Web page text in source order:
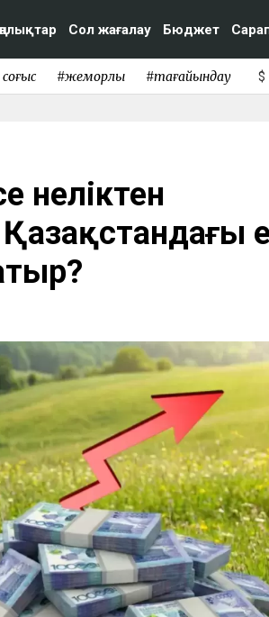
Сол жағалау Бюджет
#жемқорлық #тағайындау $
неліктен
Қазақстандағы